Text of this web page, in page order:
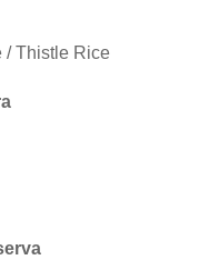
/ Thistle Rice